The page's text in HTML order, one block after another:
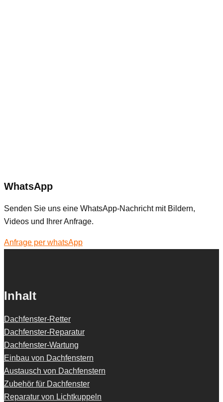
WhatsApp
Senden Sie uns eine WhatsApp-Nachricht mit Bildern,
Videos und Ihrer Anfrage.
Anfrage per whatsApp
Inhalt
Dachfenster-Retter
Dachfenster-Reparatur
Dachfenster-Wartung
Einbau von Dachfenstern
Austausch von Dachfenstern
Zubehör für Dachfenster
Reparatur von Lichtkuppeln